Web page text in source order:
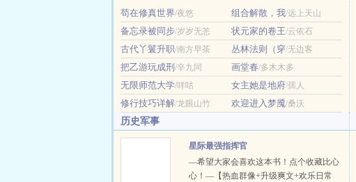
副…
损，还要逼她自请为妾，最后更是将她送
给别人。这次，她决定为自己而活。说她
流产生不出孩子？行，我就给你纳个爱搅
事的小妾。想要和高门贵女成双成对？那
我就在外面大肆宣扬自己的好名声。高门
贵女怀孕了？没事，小妾也怀孕了。……
眼看时机成熟，前夫与高门贵女各怀鬼
胎，小…
苟在修真世界/夜悠 组合解散，我/远上天山
备忘录被同步/岁岁无恙 状元家的卷王/云依石
古代丫鬟升职/南方早茶 丛林法则（穿/无边客
把乙游玩成刑 /辛九同 画堂春/多木木多
无限师范大学/咩咕 女主她是地府/孺人
修行技巧详解/龙眼山竹 欢迎进入梦魇/桑沃
历史军事
星际最强指挥官
—希望大家会喜欢这本书！点个收藏比心
心！—【热血群像+升级爽文+欢乐日常